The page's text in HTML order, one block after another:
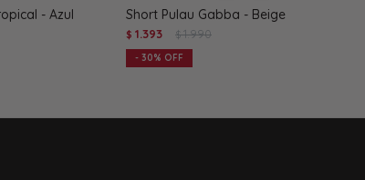
- Azul Short Pulau Gabba - Beige
$ 1.393 $ 1.990
30